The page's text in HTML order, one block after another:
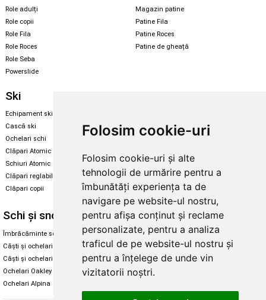
Folosim cookie-uri
Folosim cookie-uri și alte
tehnologii de urmărire pentru a
îmbunătăți experiența ta de
navigare pe website-ul nostru,
pentru afișa conținut și reclame
personalizate, pentru a analiza
traficul de pe website-ul nostru și
pentru a înțelege de unde vin
vizitatorii noștri.
Role adulți
Role copii
Role Fila
Role Roces
Role Seba
Powerslide
Magazin patine
Patine Fila
Patine Roces
Patine de gheață
Ski
Echipament ski
Cască ski
Ochelari schi
Clăpari Atomic
Schiuri Atomic
Clăpari reglabili
Clăpari copii
Echipament snowboard
Skate & longboard
Santa Cruz
Enuff Skateboards
Schi și snowboard
Îmbrăcăminte schi și snowboard
Căști și ochelari de iarnă
Căști și ochelari Alpina
Ochelari Oakley
Ochelari Alpina
Diverse
Cum aleg rolele
Cum aleg ochelarii
Ochelari de soare Oakley
Ochelari de soare Alpina